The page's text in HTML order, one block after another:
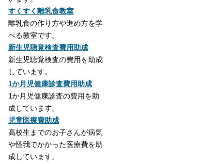
すくすく離乳食教室
離乳食の作り方や進め方を学
べる教室です。
新生児聴覚検査費用助成
新生児聴覚検査の費用を助成
しています。
1か月児健康診査費用助成
1か月児健康診査の費用を助
成しています。
児童医療費助成
高校生までのお子さんが病気
や怪我でかかった医療費を助
成しています。